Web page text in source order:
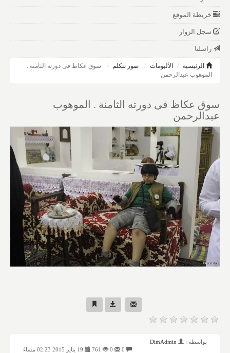
خريطة الموقع
سجل الزوار
راسلنا
الرئيسية الألبومات صور تتكلم
سوق عكاظ فى دورته الثامنة .
الموهوب عبدالرحمن
سوق عكاظ فى دورته الثامنة . الموهوب
عبدالرحمن
بواسطة :
DimAdmin
761